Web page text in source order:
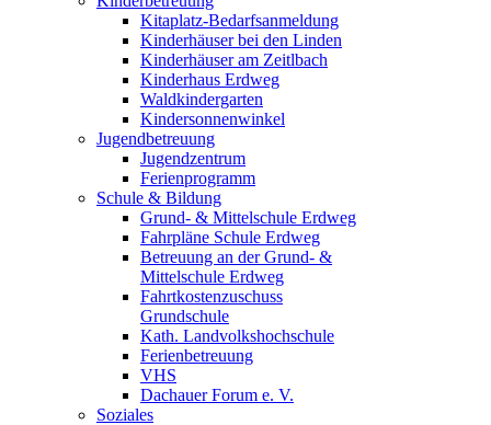
Kitaplatz-Bedarfsanmeldung
Kinderhäuser bei den Linden
Kinderhäuser am Zeitlbach
Kinderhaus Erdweg
Waldkindergarten
Kindersonnenwinkel
Jugendbetreuung
Jugendzentrum
Ferienprogramm
Schule & Bildung
Grund- & Mittelschule Erdweg
Fahrpläne Schule Erdweg
Betreuung an der Grund- &
Mittelschule Erdweg
Fahrtkostenzuschuss
Grundschule
Kath. Landvolkshochschule
Ferienbetreuung
VHS
Dachauer Forum e. V.
Soziales